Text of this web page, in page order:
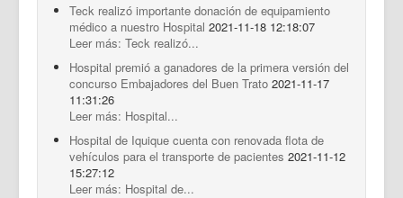
Teck realizó importante donación de equipamiento
médico a nuestro Hospital 2021-11-18 12:18:07
Leer más: Teck realizó...
Hospital premió a ganadores de la primera versión del
concurso Embajadores del Buen Trato 2021-11-17
11:31:26
Leer más: Hospital...
Hospital de Iquique cuenta con renovada flota de
vehículos para el transporte de pacientes 2021-11-12
15:27:12
Leer más: Hospital de...